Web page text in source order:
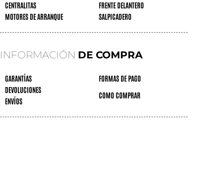
CENTRALITAS
MOTORES DE ARRANQUE
FRENTE DELANTERO
SALPICADERO
INFORMACIÓN DE COMPRA
GARANTÍAS
DEVOLUCIONES
ENVÍOS
FORMAS DE PAGO
COMO COMPRAR